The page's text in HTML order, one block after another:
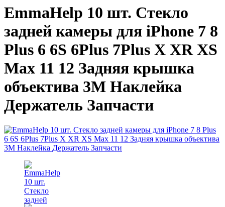
EmmaHelp 10 шт. Стекло
задней камеры для iPhone 7 8
Plus 6 6S 6Plus 7Plus X XR XS
Max 11 12 Задняя крышка
объектива 3M Наклейка
Держатель Запчасти